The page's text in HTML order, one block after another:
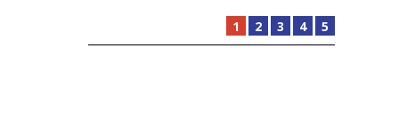
1 2 3 4 5